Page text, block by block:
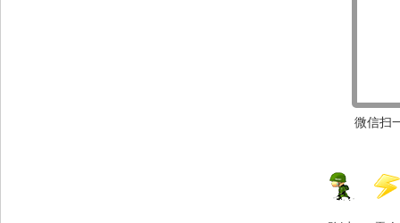
微信扫